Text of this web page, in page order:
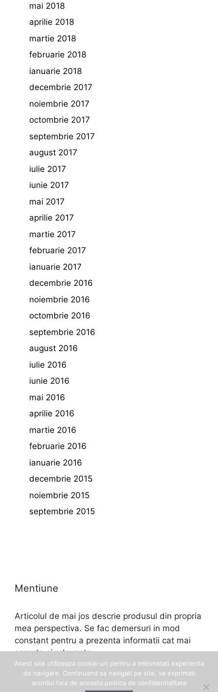
mai 2018
aprilie 2018
martie 2018
februarie 2018
ianuarie 2018
decembrie 2017
noiembrie 2017
octombrie 2017
septembrie 2017
august 2017
iulie 2017
iunie 2017
mai 2017
aprilie 2017
martie 2017
februarie 2017
ianuarie 2017
decembrie 2016
noiembrie 2016
octombrie 2016
septembrie 2016
august 2016
iulie 2016
iunie 2016
mai 2016
aprilie 2016
martie 2016
februarie 2016
ianuarie 2016
decembrie 2015
noiembrie 2015
septembrie 2015
Mentiune
Articolul de mai jos descrie produsul din propria
mea perspectiva. Se fac demersuri in mod
constant pentru a prezenta informatii cat mai
corecte si relevante.
Acest site utilizeaza cookie-uri pentru a imbunatati experienta
de navigare. Continuand sa navigati pe site, va exprimati
acordul fata de aceasta politica de confidentialitate